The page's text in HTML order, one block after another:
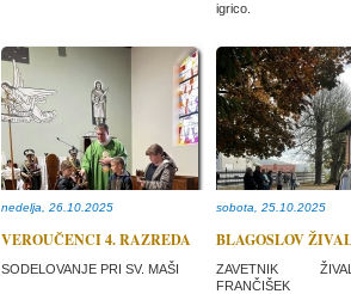
igrico.
nedelja, 26.10.2025
VEROUČENCI 4. RAZREDA
SODELOVANJE PRI SV. MAŠI
sobota, 25.10.2025
BLAGOSLOV
ZAVETNIK
FRANČIŠEK